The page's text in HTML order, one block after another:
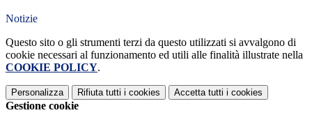
Notizie
Questo sito o gli strumenti terzi da questo utilizzati si avvalgono di
cookie necessari al funzionamento ed utili alle finalità illustrate nella
COOKIE POLICY.
Personalizza Rifiuta tutti i cookies Accetta tutti i cookies
Gestione cookie